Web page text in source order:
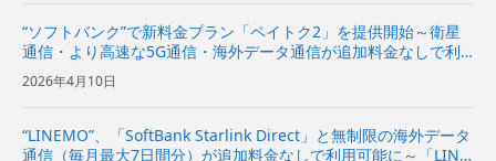
“ソフトバンク”で新料金プラン「ペイトク2」を提供開始～衛星
通信・より高速な5G通信・海外データ通信が追加料金なしで利
用でき、経済圏特典の拡充でPayPayポイント付与率が従来プラ
ンの2倍に～
2026年4月10日
“LINEMO”、「SoftBank Starlink Direct」と無制限の海外データ
通信（毎月最大7日間分）が追加料金なしで利用可能に～「LINE